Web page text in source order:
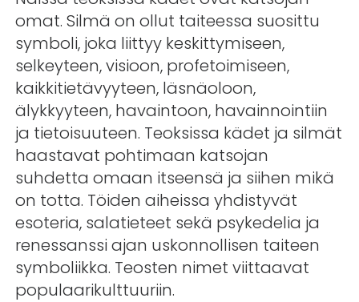
omat. Silmä on ollut taiteessa suosittu
symboli, joka liittyy keskittymiseen,
selkeyteen, visioon, profetoimiseen,
kaikkitietävyyteen, läsnäoloon,
älykkyyteen, havaintoon, havainnointiin
ja tietoisuuteen. Teoksissa kädet ja silmät
haastavat pohtimaan katsojan
suhdetta omaan itseensä ja siihen mikä
on totta. Töiden aiheissa yhdistyvät
esoteria, salatieteet sekä psykedelia ja
renessanssi ajan uskonnollisen taiteen
symboliikka. Teosten nimet viittaavat
populaarikulttuuriin.